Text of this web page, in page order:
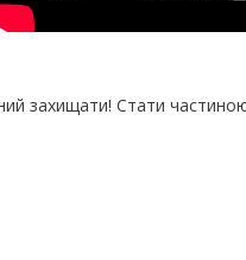
захищати! Стати